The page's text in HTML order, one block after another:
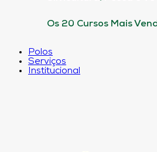
Os 20 Cursos Mais
Polos
Serviços
Institucional